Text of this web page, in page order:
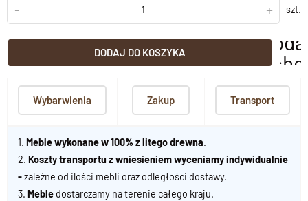
- + szt.
DODAJ DO KOSZYKA
Wybarwienia Zakup Transport
1. Meble wykonane w 100% z litego drewna.
2. Koszty transportu z wniesieniem wyceniamy indywidualnie
-zależne od ilości mebli oraz odległości dostawy.
3. Meble dostarczamy na terenie całego kraju.